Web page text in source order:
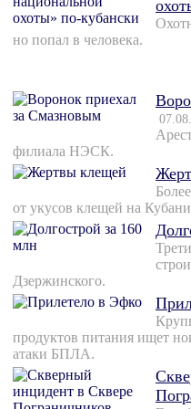
но попал в человека.
филиала НЭСК.
от укусов клещей на Кубани
Дзержинского.
продуктов питания ищет
атаки БПЛА.